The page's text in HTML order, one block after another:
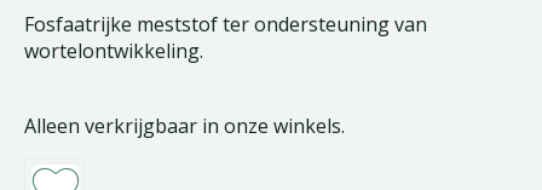
Fosfaatrijke meststof ter ondersteuning van
wortelontwikkeling.
Alleen verkrijgbaar in onze winkels.